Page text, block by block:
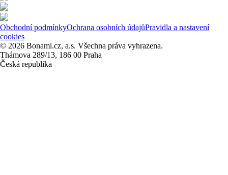
Obchodní podmínkyOchrana osobních údajůPravidla a nastavení
cookies
© 2026 Bonami.cz, a.s. Všechna práva vyhrazena.
Thámova 289/13, 186 00 Praha
Česká republika